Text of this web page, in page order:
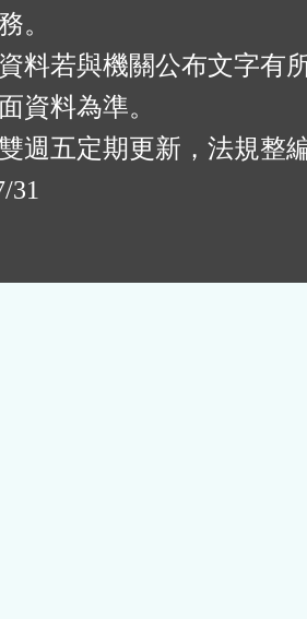
。
料若與機關公布文字有
資料為準。
週五定期更新，法規整
31